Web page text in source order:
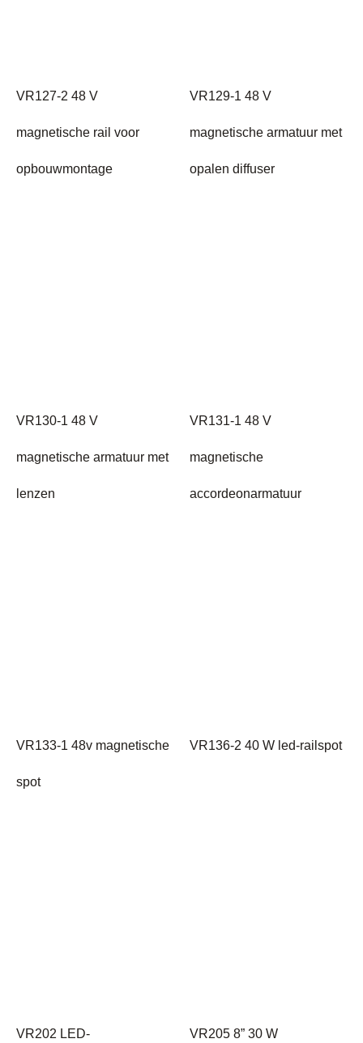
VR127-2 48 V
magnetische rail voor
opbouwmontage
VR129-1 48 V
magnetische armatuur met
opalen diffuser
VR130-1 48 V
magnetische armatuur met
lenzen
VR131-1 48 V
magnetische
accordeonarmatuur
VR133-1 48v magnetische
spot
VR136-2 40 W led-railspot
VR202 LED- VR205 8” 30 W